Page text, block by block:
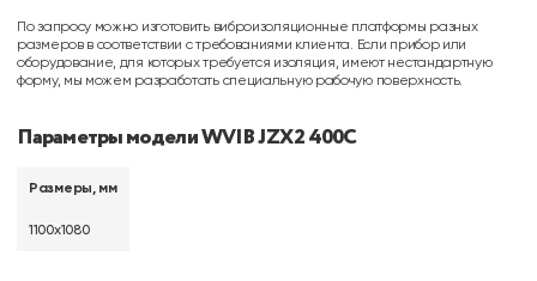
По запросу можно изготовить виброизоляционные платформы разных
размеров в соответствии с требованиями клиента. Если прибор или
оборудование, для которых требуется изоляция, имеют нестандартную
форму, мы можем разработать специальную рабочую поверхность.
Параметры модели WVIB JZX2 400C
Размеры, мм
1100х1080